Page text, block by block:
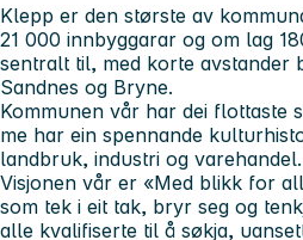
Klepp er den største av
21 000 innbyggarar og om lag
sentralt til, med korte avstander
Sandnes og Bryne.
Kommunen vår har dei flottaste
me har ein spennande
landbruk, industri og varehandel.
Visjonen vår er «Med blikk for
som tek i eit tak, bryr seg og
alle kvalifiserte til å søkja,